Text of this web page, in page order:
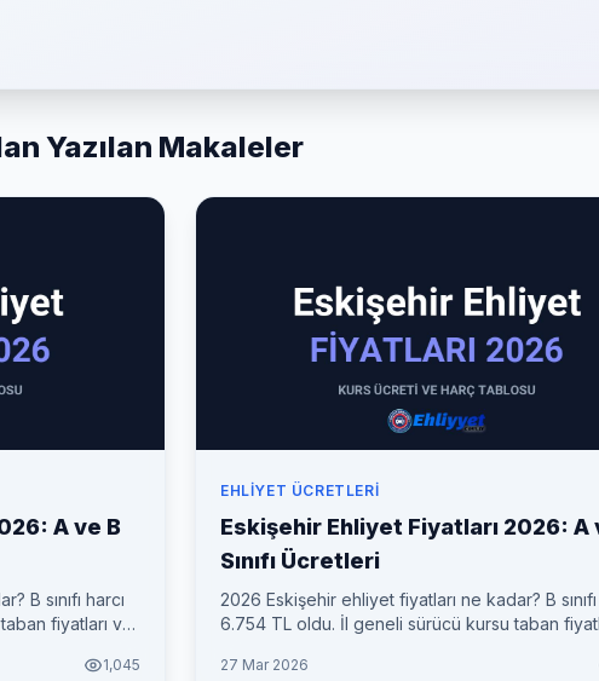
Yazılan Makaleler
A ve B
B sınıfı harcı
fiyatları ve
1,045
EHLIYET ÜCRETLERI
Eskişehir Ehliyet Fiyatları 2026: A
Sınıfı Ücretleri
2026 Eskişehir ehliyet fiyatları ne kadar? B sınıfı
6.754 TL oldu. İl geneli sürücü kursu taban
27 Mar 2026